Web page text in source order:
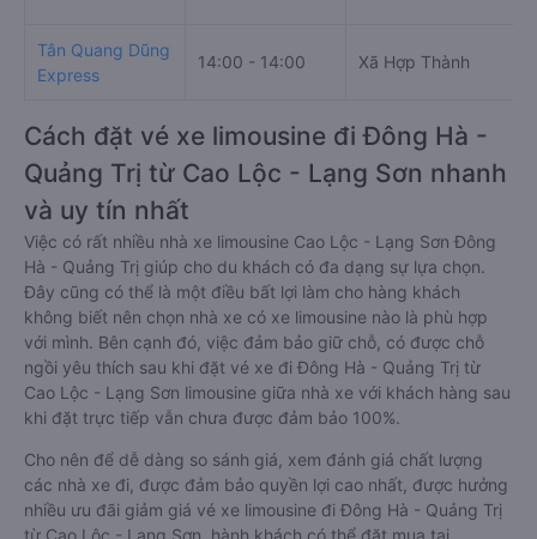
Tân Quang Dũng
Express
14:00 - 14:00 Xã Hợp Thành
Cách đặt vé xe limousine đi Đông Hà -
Quảng Trị từ Cao Lộc - Lạng Sơn nhanh
và uy tín nhất
Việc có rất nhiều nhà xe limousine Cao Lộc - Lạng Sơn Đông
Hà - Quảng Trị giúp cho du khách có đa dạng sự lựa chọn.
Đây cũng có thể là một điều bất lợi làm cho hàng khách
không biết nên chọn nhà xe có xe limousine nào là phù hợp
với mình. Bên cạnh đó, việc đảm bảo giữ chỗ, có được chỗ
ngồi yêu thích sau khi đặt vé xe đi Đông Hà - Quảng Trị từ
Cao Lộc - Lạng Sơn limousine giữa nhà xe với khách hàng sau
khi đặt trực tiếp vẫn chưa được đảm bảo 100%.
Cho nên để dễ dàng so sánh giá, xem đánh giá chất lượng
các nhà xe đi, được đảm bảo quyền lợi cao nhất, được hưởng
nhiều ưu đãi giảm giá vé xe limousine đi Đông Hà - Quảng Trị
từ Cao Lộc - Lạng Sơn, hành khách có thể đặt mua tại